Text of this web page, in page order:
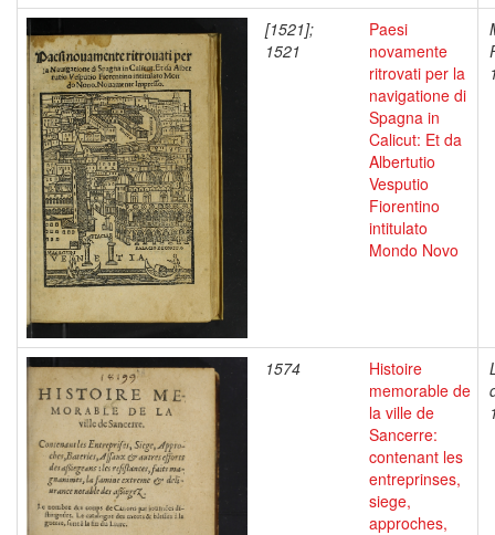
[1521];
1521
Paesi
novamente
ritrovati per la
navigatione di
Spagna in
Calicut: Et da
Albertutio
Vesputio
Fiorentino
intitulato
Mondo Novo
1574
Histoire
memorable de
la ville de
Sancerre:
contenant les
entreprinses,
siege,
approches,